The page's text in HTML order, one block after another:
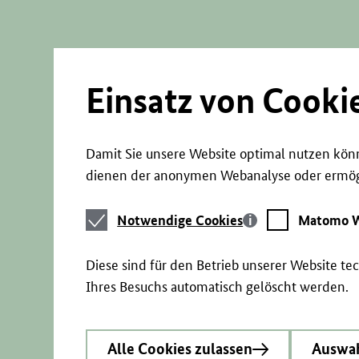
Einsatz von
Damit Sie unsere Website optimal nutzen
dienen der anonymen Webanalyse oder
Notwendige
Cookies
Notwendige Cookies
Matomo
Webstatistik
Matomo
Diese sind für den Betrieb unserer Website
Ihres Besuchs automatisch gelöscht werden.
Alle Cookies zulassen